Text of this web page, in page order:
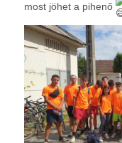
most jöhet a pihenő